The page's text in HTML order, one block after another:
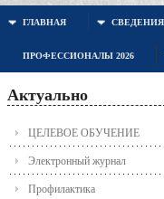
ГЛАВНАЯ
ПРОФЕССИОНАЛЫ 2026
Актуально
ЦЕЛЕВОЕ ОБУЧЕНИЕ
Электронный журнал
Профилактика